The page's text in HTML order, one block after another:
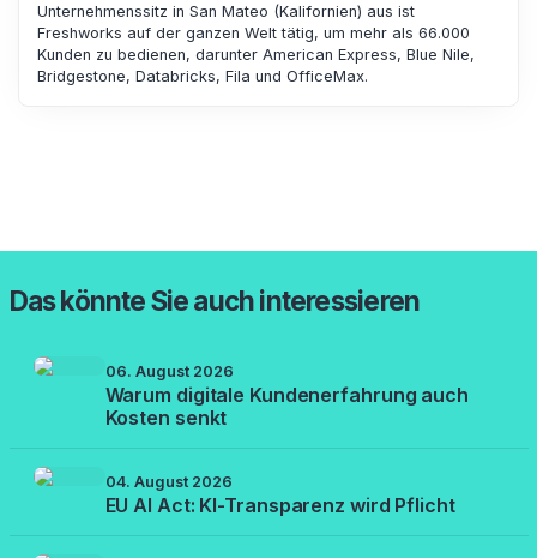
Unternehmenssitz in San Mateo (Kalifornien) aus ist
Freshworks auf der ganzen Welt tätig, um mehr als 66.000
Kunden zu bedienen, darunter American Express, Blue Nile,
Bridgestone, Databricks, Fila und OfficeMax.
Das könnte Sie auch interessieren
06. August 2026
Warum digitale Kundenerfahrung auch
Kosten senkt
04. August 2026
EU AI Act: KI-Transparenz wird Pflicht